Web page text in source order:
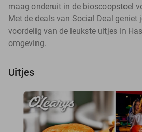
maag onderuit in de bioscoopstoel
Met de deals van Social Deal geniet
voordelig van de leukste uitjes in
omgeving.
Uitjes